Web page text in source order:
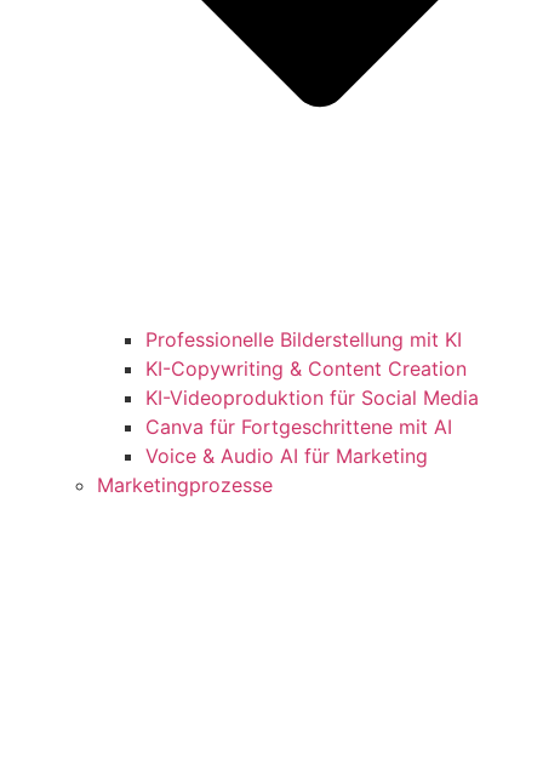
Professionelle Bilderstellung mit KI
KI-Copywriting & Content Creation
KI-Videoproduktion für Social Media
Canva für Fortgeschrittene mit AI
Voice & Audio AI für Marketing
Marketingprozesse